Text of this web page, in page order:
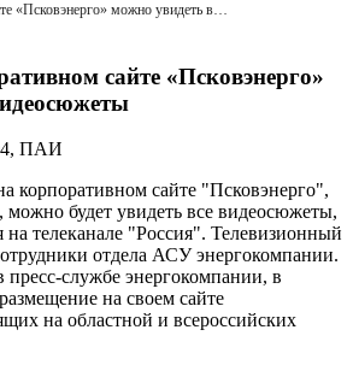
Теперь на корпоративном сайте «Псковэнерго» можно увидеть видеосюжеты
сайте «Псковэнерго»
ПАИ
корпоративном сайте "Псковэнерго",
будет увидеть все видеосюжеты,
на телеканале "Россия". Телевизионный
отдела АСУ энергокомпании.
службе энергокомпании, в
на своем сайте
на областной и всероссийских